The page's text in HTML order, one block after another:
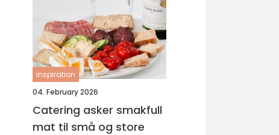
inspiration
04. February 2026
Catering asker smakfull
mat til små og store